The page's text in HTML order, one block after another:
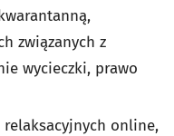
związanych z
wycieczki, prawo
online,